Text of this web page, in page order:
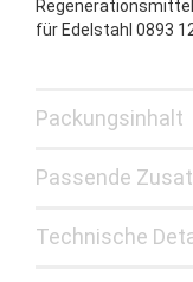
für Edelstahl 0893
Packungsinhalt
Passende
Technische